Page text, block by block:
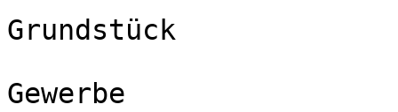
Grundstück
Gewerbe